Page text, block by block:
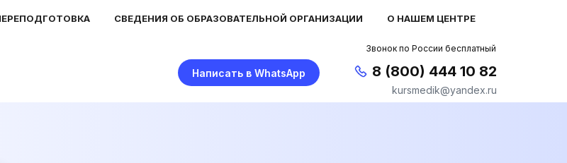
kursmedik@yandex.ru
8 (800) 444 10 82
Звонок по России бесплатный
Написать в WhatsApp
СВЕДЕНИЯ ОБ ОБРАЗОВАТЕЛЬНОЙ ОРГАНИЗАЦИИ О НАШЕМ ЦЕНТРЕ